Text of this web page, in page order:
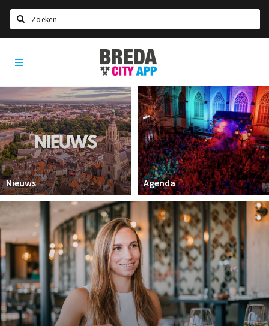
Home
Agenda
Deals
Party pics
Nieuws, interviews & blogs
Eten
Drinken
Slapen
Recreatief
Winkels
Winkelgebieden
Parkeren
Breda
City
App
Nieuws Agenda